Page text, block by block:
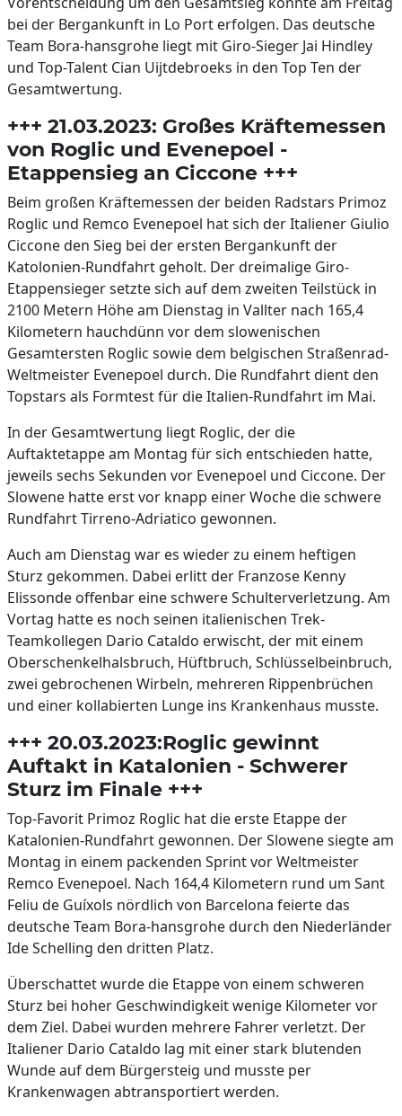
bei der Bergankunft in Lo Port erfolgen. Das deutsche
Team Bora-hansgrohe liegt mit Giro-Sieger Jai Hindley
und Top-Talent Cian Uijtdebroeks in den Top Ten der
Gesamtwertung.
+++ 21.03.2023: Großes Kräftemessen
von Roglic und Evenepoel -
Etappensieg an Ciccone +++
Beim großen Kräftemessen der beiden Radstars Primoz
Roglic und Remco Evenepoel hat sich der Italiener Giulio
Ciccone den Sieg bei der ersten Bergankunft der
Katolonien-Rundfahrt geholt. Der dreimalige Giro-
Etappensieger setzte sich auf dem zweiten Teilstück in
2100 Metern Höhe am Dienstag in Vallter nach 165,4
Kilometern hauchdünn vor dem slowenischen
Gesamtersten Roglic sowie dem belgischen Straßenrad-
Weltmeister Evenepoel durch. Die Rundfahrt dient den
Topstars als Formtest für die Italien-Rundfahrt im Mai.
In der Gesamtwertung liegt Roglic, der die
Auftaktetappe am Montag für sich entschieden hatte,
jeweils sechs Sekunden vor Evenepoel und Ciccone. Der
Slowene hatte erst vor knapp einer Woche die schwere
Rundfahrt Tirreno-Adriatico gewonnen.
Auch am Dienstag war es wieder zu einem heftigen
Sturz gekommen. Dabei erlitt der Franzose Kenny
Elissonde offenbar eine schwere Schulterverletzung. Am
Vortag hatte es noch seinen italienischen Trek-
Teamkollegen Dario Cataldo erwischt, der mit einem
Oberschenkelhalsbruch, Hüftbruch, Schlüsselbeinbruch,
zwei gebrochenen Wirbeln, mehreren Rippenbrüchen
und einer kollabierten Lunge ins Krankenhaus musste.
+++ 20.03.2023:Roglic gewinnt
Auftakt in Katalonien - Schwerer
Sturz im Finale +++
Top-Favorit Primoz Roglic hat die erste Etappe der
Katalonien-Rundfahrt gewonnen. Der Slowene siegte am
Montag in einem packenden Sprint vor Weltmeister
Remco Evenepoel. Nach 164,4 Kilometern rund um Sant
Feliu de Guíxols nördlich von Barcelona feierte das
deutsche Team Bora-hansgrohe durch den Niederländer
Ide Schelling den dritten Platz.
Überschattet wurde die Etappe von einem schweren
Sturz bei hoher Geschwindigkeit wenige Kilometer vor
dem Ziel. Dabei wurden mehrere Fahrer verletzt. Der
Italiener Dario Cataldo lag mit einer stark blutenden
Wunde auf dem Bürgersteig und musste per
Krankenwagen abtransportiert werden.